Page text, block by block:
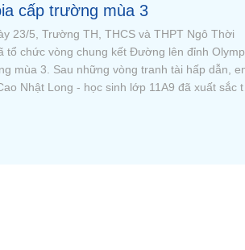
đồng phục thể dục, áo thun, váy khaki (nữ),
cho khối tiểu học; đồng phục thể dục, áo sơ
nữ, quần tây nam, giày nam/nữ cho khối
của học sinh áp dụng từ tháng 05/2026